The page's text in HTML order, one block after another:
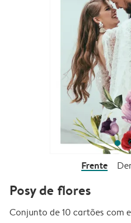
Frente
Posy de flores
Conjunto de 10 cartões com